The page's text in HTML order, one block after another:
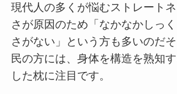
現代人の多くが悩むストレート
さが原因のため「なかなかしっ
さがない」という方も多いのだ
民の方には、身体を構造を熟知
した枕に注目です。